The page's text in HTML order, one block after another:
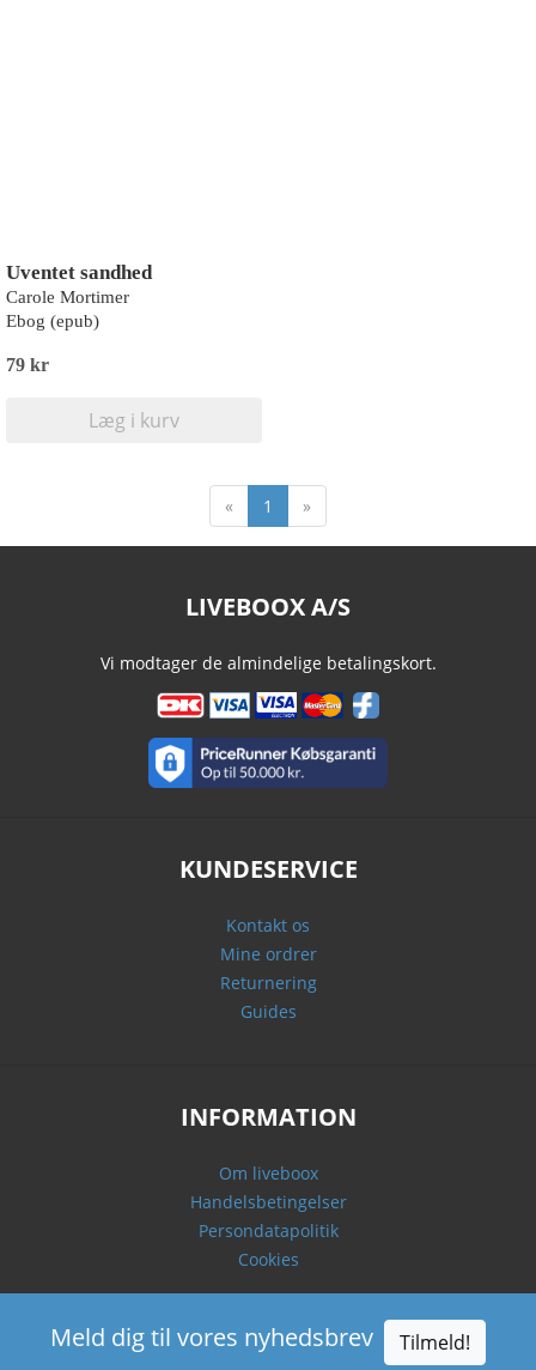
Uventet sandhed
Carole Mortimer
Ebog (epub)
79 kr
Læg i kurv
« 1 »
LIVEBOOX A/S
Vi modtager de almindelige betalingskort.
KUNDESERVICE
Kontakt os
Mine ordrer
Returnering
Guides
INFORMATION
Om liveboox
Handelsbetingelser
Persondatapolitik
Cookies
Meld dig til vores nyhedsbrev Tilmeld!